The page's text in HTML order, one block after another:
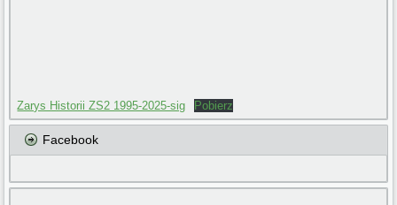
Zarys Historii ZS2 1995-2025-sig Pobierz
Facebook